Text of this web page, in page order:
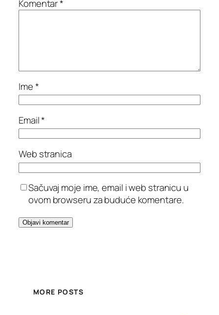
Komentar*
Ime*
Email*
Web stranica
Sačuvaj moje ime, email i web stranicu u
ovom browseru za buduće komentare.
MORE POSTS